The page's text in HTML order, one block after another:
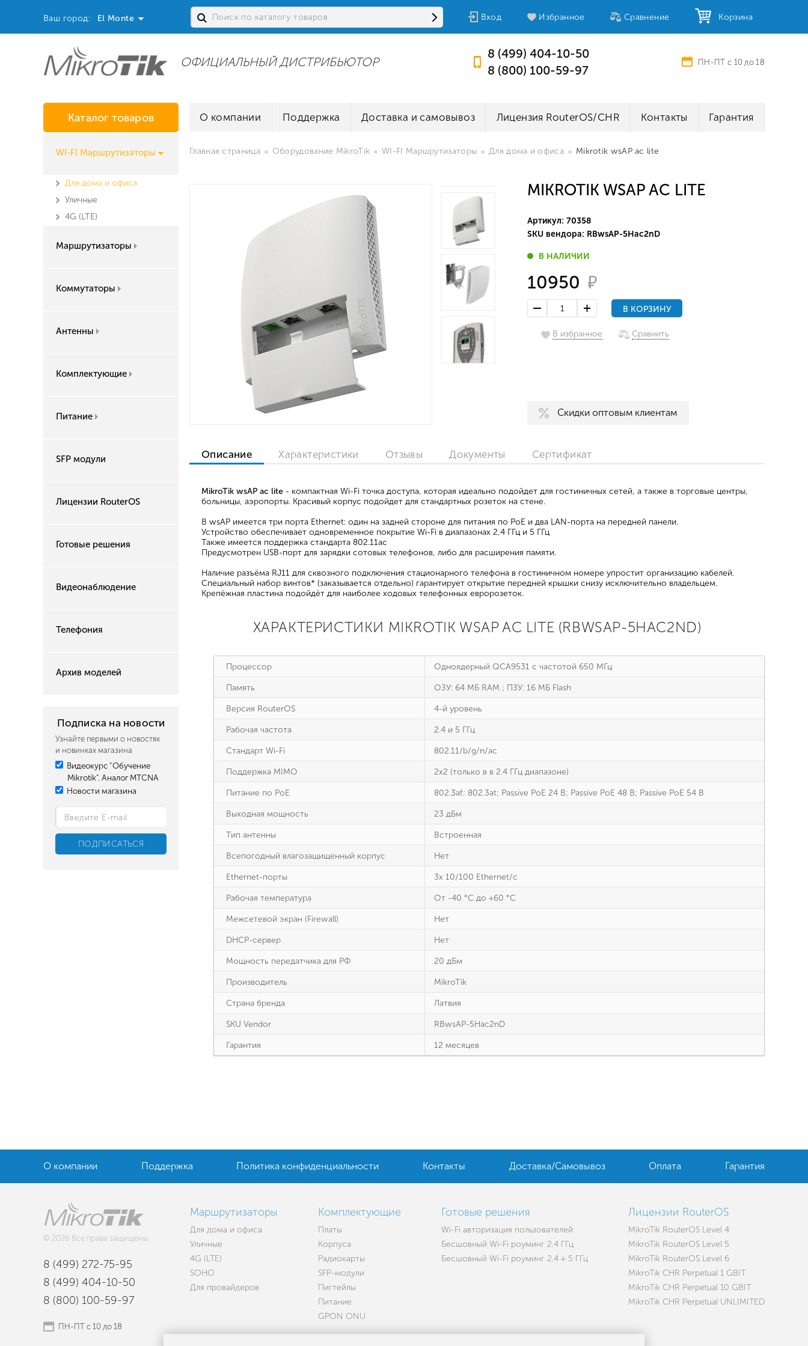
Ваш город: El Monte Вход Избранное Сравнение Корзина
ОФИЦИАЛЬНЫЙ ДИСТРИБЬЮТОР
8 (499) 404-10-50
8 (800) 100-59-97
ПН-ПТ с 10 до 18
Каталог товаров
WI-FI Маршрутизаторы
Для дома и офиса
Уличные
4G (LTE)
Маршрутизаторы
Коммутаторы
Антенны
Комплектующие
Питание
SFP модули
Лицензии RouterOS
Готовые решения
Видеонаблюдение
Телефония
Архив моделей
Подписка на новости
Узнайте первыми о новостях
и новинках магазина
Видеокурс "Обучение
Mikrotik". Аналог MTCNA
Новости магазина
О компании Поддержка Доставка и самовывоз Лицензия RouterOS/CHR Контакты Гарантия
Главная страница Оборудование MikroTik WI-FI Маршрутизаторы Для дома и офиса Mikrotik wsAP ac lite
MIKROTIK WSAP AC LITE
Артикул: 70358
SKU вендора: RBwsAP-5Hac2nD
В НАЛИЧИИ
10950 ₽
В КОРЗИНУ
В избранное Сравнить
Скидки оптовым клиентам
Описание Характеристики Отзывы Документы Сертификат
MikroTik wsAP ac lite - компактная Wi-Fi точка доступа, которая идеально подойдет для гостиничных сетей, а также в торговые центры,
больницы, аэропорты. Красивый корпус подойдет для стандартных розеток на стене.
В wsAP имеется три порта Ethernet: один на задней стороне для питания по PoE и два LAN-порта на передней панели.
Устройство обеспечивает одновременное покрытие Wi-Fi в диапазонах 2,4 ГГц и 5 ГГц
Также имеется поддержка стандарта 802.11ac
Предусмотрен USB-порт для зарядки сотовых телефонов, либо для расширения памяти.
Наличие разъёма RJ11 для сквозного подключения стационарного телефона в гостиничном номере упростит организацию кабелей.
Специальный набор винтов* (заказывается отдельно) гарантирует открытие передней крышки снизу исключительно владельцем.
Крепёжная пластина подойдёт для наиболее ходовых телефонных евророзеток.
ХАРАКТЕРИСТИКИ MIKROTIK WSAP AC LITE (RBWSAP-5HAC2ND)
Процессор Одноядерный QCA9531 с частотой 650 МГц
Память ОЗУ: 64 МБ RAM ; ПЗУ: 16 МБ Flash
Версия RouterOS 4-й уровень
Рабочая частота 2.4 и 5 ГГц
Стандарт Wi-Fi 802.11/b/g/n/ac
Поддержка MIMO 2x2 (только в в 2.4 ГГц диапазоне)
Питание по PoE 802.3af; 802.3at; Passive PoE 24 В; Passive PoE 48 В; Passive PoE 54 В
Выходная мощность 23 дБм
Тип антенны Встроенная
Всепогодный влагозащищенный корпус Нет
Ethernet-порты 3х 10/100 Ethernet/с
Рабочая температура От -40 °C до +60 °C
Межсетевой экран (Firewall) Нет
DHCP-сервер Нет
Мощность передатчика для РФ 20 дБм
Производитель MikroTik
Страна бренда Латвия
SKU Vendor RBwsAP-5Hac2nD
Гарантия 12 месяцев
О компании Поддержка Политика конфиденциальности Контакты Доставка/Самовывоз Оплата Гарантия
© 2026 Все права защищены.
8 (499) 272-75-95
8 (499) 404-10-50
8 (800) 100-59-97
ПН-ПТ с 10 до 18
Маршрутизаторы
Для дома и офиса
Уличные
4G (LTE)
SOHO
Для провайдеров
Комплектующие
Платы
Корпуса
Радиокарты
SFP-модули
Пигтейлы
Питание
GPON ONU
Готовые решения
Wi-Fi авторизация пользователей
Бесшовный Wi-Fi роуминг 2.4 ГГц
Бесшовный Wi-Fi роуминг 2.4 + 5 ГГц
Лицензии RouterOS
MikroTik RouterOS Level 4
MikroTik RouterOS Level 5
MikroTik RouterOS Level 6
MikroTik CHR Perpetual 1 GBIT
MikroTik CHR Perpetual 10 GBIT
MikroTik CHR Perpetual UNLIMITED